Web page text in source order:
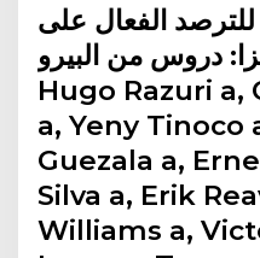
للترصد الفعال على
دروس من البيرو
Hugo Razuri a,
a, Yeny Tinoco
Guezala a,
Silva a, Erik
Williams a,